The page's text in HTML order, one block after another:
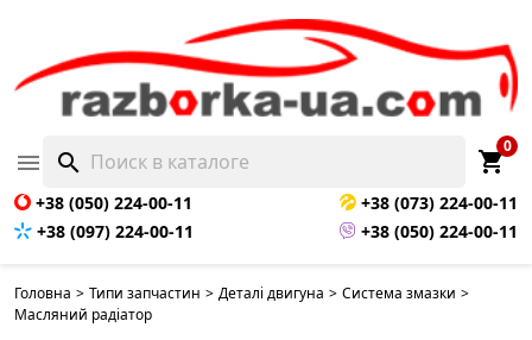
 search shopping_cart
0
+38 (050) 224-00-11
+38 (073) 224-00-11
+38 (097) 224-00-11
+38 (050) 224-00-11
Головна > Типи запчастин > Деталі двигуна > Система змазки >
Масляний радіатор